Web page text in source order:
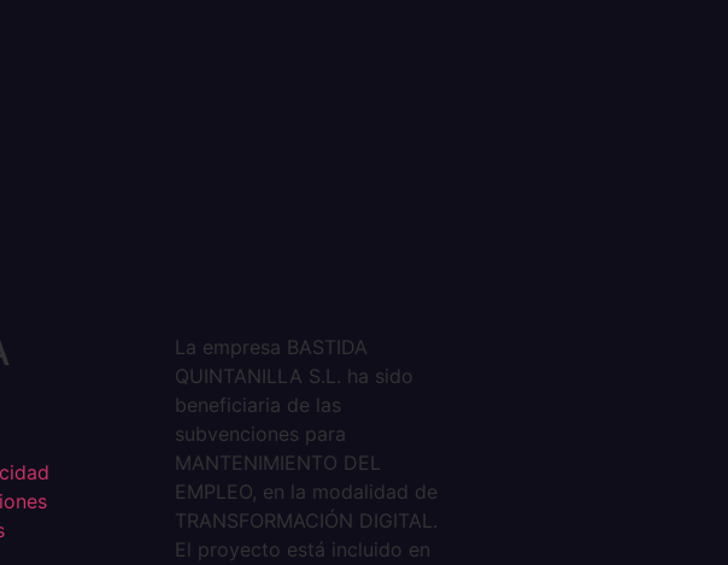
La empresa BASTIDA
QUINTANILLA S.L. ha sido
beneficiaria de las
subvenciones para
MANTENIMIENTO DEL
EMPLEO, en la modalidad de
TRANSFORMACIÓN DIGITAL.
El proyecto está incluido en